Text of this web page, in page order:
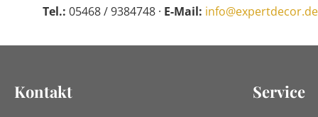
Tel.: 05468 / 9384748 · E-Mail: info@expertdecor.de
Kontakt Service